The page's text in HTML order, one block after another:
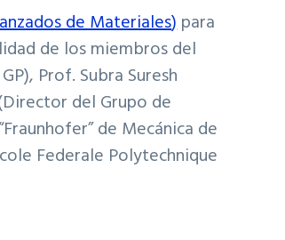
de Materiales)para
de los miembros del
Prof. Subra Suresh
del Grupo de
de Mecánica de
Federale Polytechnique